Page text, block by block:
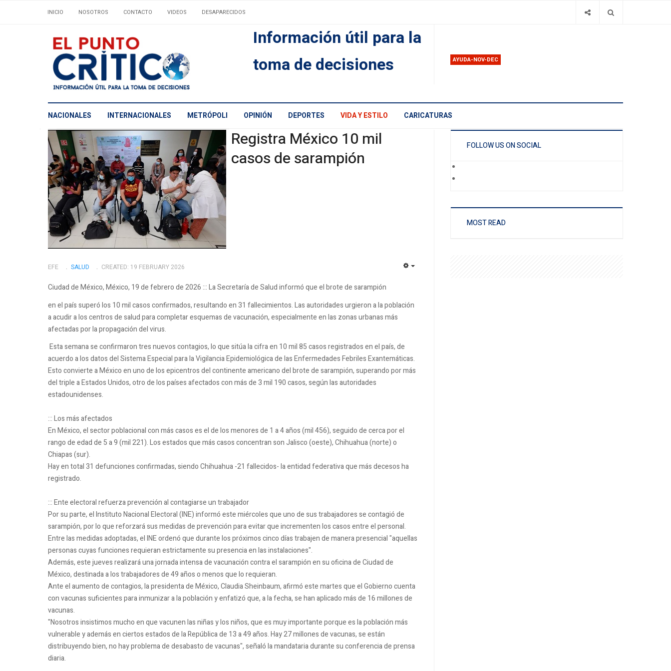
INICIO NOSOTROS CONTACTO VIDEOS DESAPARECIDOS
Información útil para la
toma de decisiones
AYUDA-NOV-DEC
NACIONALES INTERNACIONALES METRÓPOLI OPINIÓN DEPORTES VIDA Y ESTILO CARICATURAS
Registra México 10 mil
casos de sarampión
EFE SALUD CREATED: 19 FEBRUARY 2026
Ciudad de México, México, 19 de febrero de 2026 ::: La Secretaría de Salud informó que el brote de sarampión
en el país superó los 10 mil casos confirmados, resultando en 31 fallecimientos. Las autoridades urgieron a la población
a acudir a los centros de salud para completar esquemas de vacunación, especialmente en las zonas urbanas más
afectadas por la propagación del virus.
Esta semana se confirmaron tres nuevos contagios, lo que sitúa la cifra en 10 mil 85 casos registrados en el país, de
acuerdo a los datos del Sistema Especial para la Vigilancia Epidemiológica de las Enfermedades Febriles Exantemáticas.
Esto convierte a México en uno de los epicentros del continente americano del brote de sarampión, superando por más
del triple a Estados Unidos, otro de los países afectados con más de 3 mil 190 casos, según las autoridades
estadounidenses.
::: Los más afectados
En México, el sector poblacional con más casos es el de los menores de 1 a 4 años (mil 456), seguido de cerca por el
rango de edad de 5 a 9 (mil 221). Los estados que más casos concentran son Jalisco (oeste), Chihuahua (norte) o
Chiapas (sur).
Hay en total 31 defunciones confirmadas, siendo Chihuahua -21 fallecidos- la entidad federativa que más decesos ha
registrado.
::: Ente electoral refuerza prevención al contagiarse un trabajador
Por su parte, el Instituto Nacional Electoral (INE) informó este miércoles que uno de sus trabajadores se contagió de
sarampión, por lo que reforzará sus medidas de prevención para evitar que incrementen los casos entre el personal.
Entre las medidas adoptadas, el INE ordenó que durante los próximos cinco días trabajen de manera presencial "aquellas
personas cuyas funciones requieran estrictamente su presencia en las instalaciones".
Además, este jueves realizará una jornada intensa de vacunación contra el sarampión en su oficina de Ciudad de
México, destinada a los trabajadores de 49 años o menos que lo requieran.
Ante el aumento de contagios, la presidenta de México, Claudia Sheinbaum, afirmó este martes que el Gobierno cuenta
con vacunas suficientes para inmunizar a la población y enfatizó que, a la fecha, se han aplicado más de 16 millones de
vacunas.
"Nosotros insistimos mucho en que vacunen las niñas y los niños, que es muy importante porque es la población más
vulnerable y además en ciertos estados de la República de 13 a 49 años. Hay 27 millones de vacunas, se están
distribuyendo bien, no hay problema de desabasto de vacunas", señaló la mandataria durante su conferencia de prensa
diaria.
FOLLOW US ON SOCIAL
MOST READ